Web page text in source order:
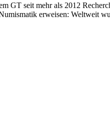
seit mehr als 2012
erweisen: Weltweit